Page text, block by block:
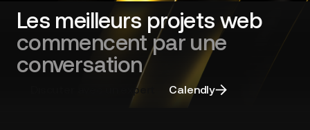
site
web
et
choisir
la
Les meilleurs projets web
commencent par une
conversation
Discuter avec un expert Calendly